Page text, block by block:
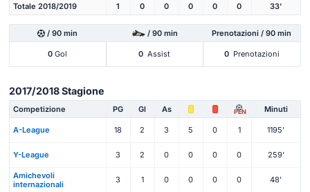
Totale 2018/2019 1 0 0 0 0 0 33'
/ 90 min / 90 min Prenotazioni / 90 min
0 Gol 0 Assist 0 Prenotazioni
2017/2018 Stagione
Competizione PG Gl As PEN Minuti
A-League 18 2 3 5 0 1 1195'
Y-League 3 2 0 0 0 0 259'
Amichevoli
internazionali
3 1 0 0 0 0 48'